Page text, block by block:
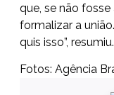
que, se não
formalizar a
quis isso”, resumiu.
Fotos: Agência